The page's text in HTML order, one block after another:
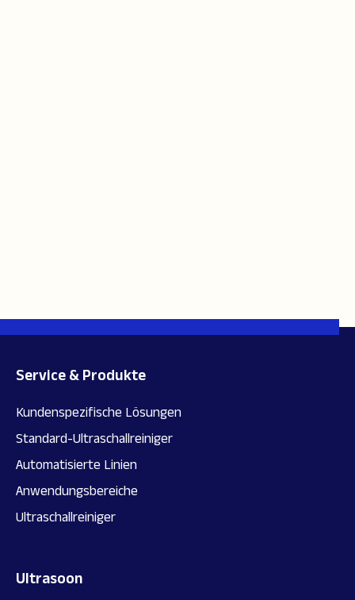
Service & Produkte
Kundenspezifische Lösungen
Standard-Ultraschallreiniger
Automatisierte Linien
Anwendungsbereiche
Ultraschallreiniger
Ultrasoon